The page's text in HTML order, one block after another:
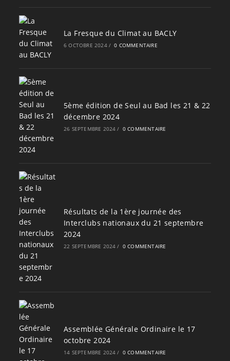
La Fresque du Climat au BACLY
6 OCTOBRE 2024 / 0 COMMENTAIRE
5ème édition de Seul au Bad les 21 & 22
décembre 2024
26 SEPTEMBRE 2024 / 0 COMMENTAIRE
Résultats de la 1ère journée des
Interclubs nationaux du 21 septembre
2024
22 SEPTEMBRE 2024 / 0 COMMENTAIRE
Assemblée Générale Ordinaire le 17
octobre 2024
14 SEPTEMBRE 2024 / 0 COMMENTAIRE